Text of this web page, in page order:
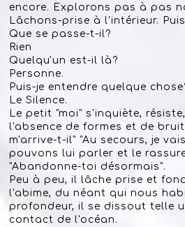
encore. Explorons pas à pas
Lâchons-prise à l'intérieur.
Que se passe-t-il?
Rien
Quelqu'un est-il là?
Personne.
Puis-je entendre quelque
Le Silence.
Le petit "moi" s'inquiète,
l'absence de formes et de
m'arrive-t-il" "Au secours, je
pouvons lui parler et le
"Abandonne-toi désormais".
Peu à peu, il lâche prise et
l'abime, du néant qui nous
profondeur, il se dissout telle
contact de l'océan.